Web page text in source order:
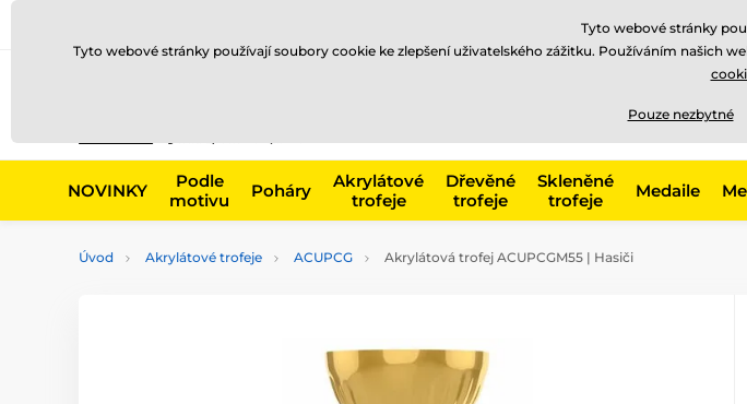
NOVINKY
Podle
motivu
Poháry
Akrylátové
trofeje
Dřevěné
trofeje
Skleněné
trofeje
Medaile
Úvod Akrylátové trofeje ACUPCG Akrylátová trofej ACUPCGM55 | Hasiči
Tyto webové stránky
Tyto webové stránky používají soubory cookie ke zlepšení uživatelského zážitku. Používáním našich
Pouze nezbytné